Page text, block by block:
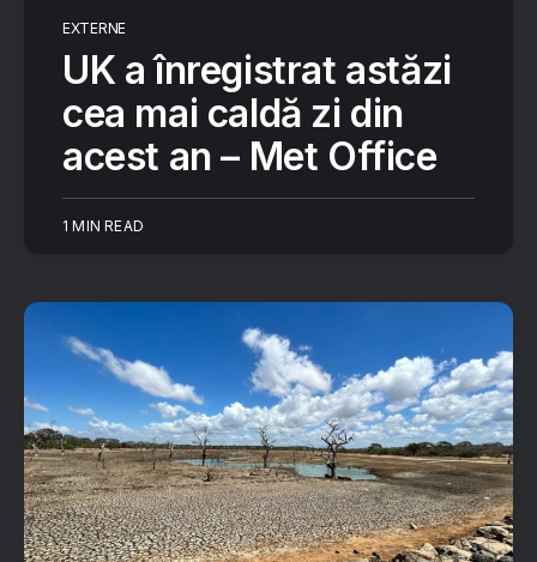
EXTERNE
UK a înregistrat astăzi
cea mai caldă zi din
acest an – Met Office
1 MIN READ